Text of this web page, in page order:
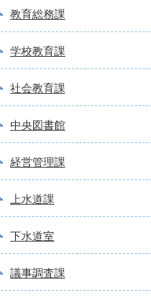
教育総務課
学校教育課
社会教育課
中央図書館
経営管理課
上水道課
下水道室
議事調査課